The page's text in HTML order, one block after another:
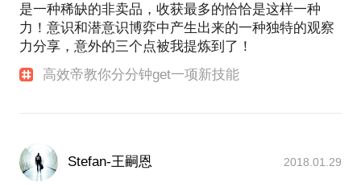
是一种稀缺的非卖品，收获最多的恰恰是这样一种
力！意识和潜意识博弈中产生出来的一种独特的观察
力分享，意外的三个点被我提炼到了！
高效帝教你分分钟get一项新技能
Stefan-王嗣恩 2018.01.29